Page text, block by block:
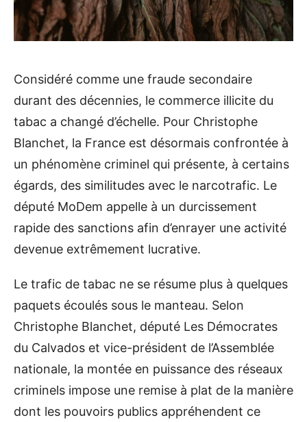
Considéré comme une fraude secondaire
durant des décennies, le commerce illicite du
tabac a changé d’échelle. Pour Christophe
Blanchet, la France est désormais confrontée à
un phénomène criminel qui présente, à certains
égards, des similitudes avec le narcotrafic. Le
député MoDem appelle à un durcissement
rapide des sanctions afin d’enrayer une activité
devenue extrêmement lucrative.
Le trafic de tabac ne se résume plus à quelques
paquets écoulés sous le manteau. Selon
Christophe Blanchet, député Les Démocrates
du Calvados et vice-président de l’Assemblée
nationale, la montée en puissance des réseaux
criminels impose une remise à plat de la manière
dont les pouvoirs publics appréhendent ce